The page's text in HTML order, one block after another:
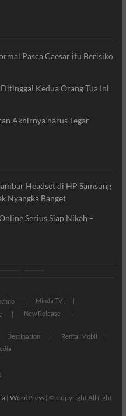
Pasca Caesar itu Berisiko
Kedua Orang Tua Ini
Akhirnya harus Tegar
Headset di HP Samsung
Nyangka Banget
Serius Siap Nikah –
Minda TV
New Release
Destination
Rental Mobil
| WordPress| © Copyright All right